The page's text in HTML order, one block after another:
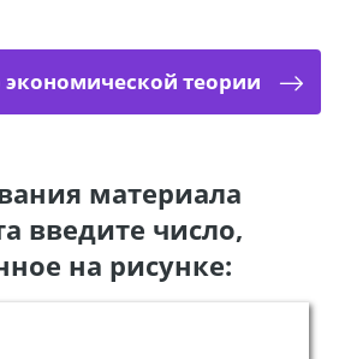
экономической теории
материала
введите число,
на рисунке: